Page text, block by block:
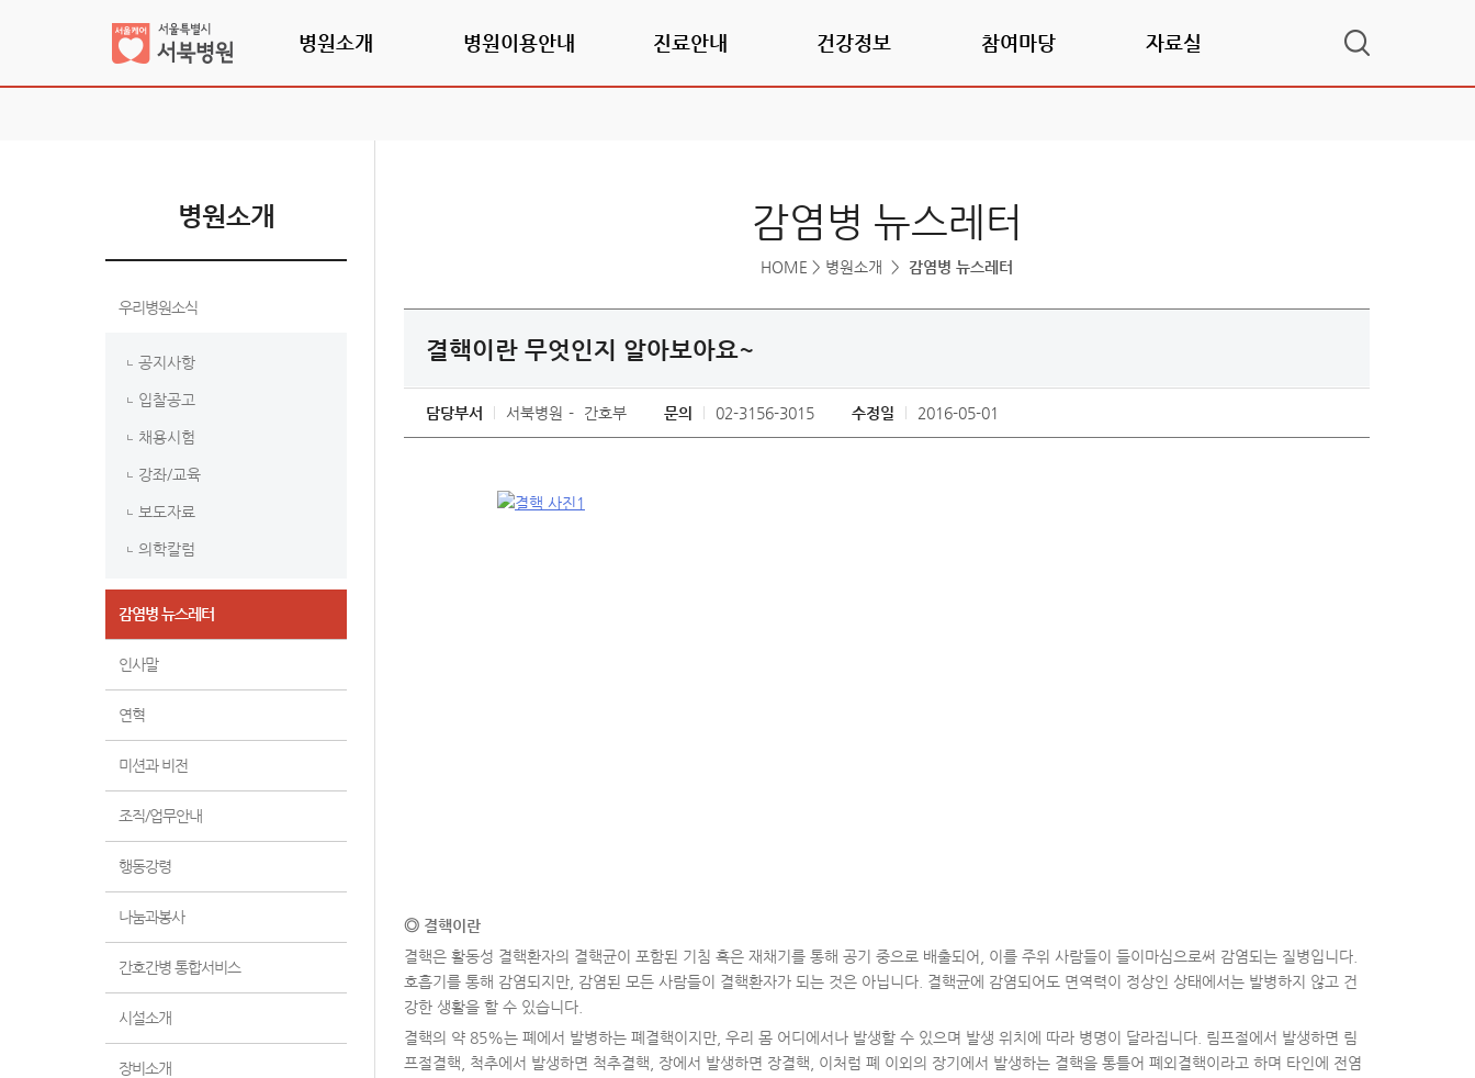
병원소개 병원이용안내 진료안내 건강정보 참여마당 자료실
병원소개
우리병원소식
공지사항
입찰공고
채용시험
강좌/교육
보도자료
의학칼럼
감염병 뉴스레터
인사말
연혁
미션과 비전
조직/업무안내
행동강령
나눔과봉사
간호간병 통합서비스
시설소개
장비소개
감염병 뉴스레터
HOME > 병원소개 > 감염병 뉴스레터
결핵이란 무엇인지 알아보아요~
담당부서 서북병원 간호부 문의 02-3156-3015 수정일 2016-05-01
◎ 결핵이란
결핵은 활동성 결핵환자의 결핵균이 포함된 기침 혹은 재채기를 통해 공기 중으로 배출되어, 이를 주위 사람들이 들이마심으로써 감염되는 질병입니다.
호흡기를 통해 감염되지만, 감염된 모든 사람들이 결핵환자가 되는 것은 아닙니다. 결핵균에 감염되어도 면역력이 정상인 상태에서는 발병하지 않고 건
강한 생활을 할 수 있습니다.
결핵의 약 85%는 폐에서 발병하는 폐결핵이지만, 우리 몸 어디에서나 발생할 수 있으며 발생 위치에 따라 병명이 달라집니다. 림프절에서 발생하면 림
프절결핵, 척추에서 발생하면 척추결핵, 장에서 발생하면 장결핵, 이처럼 폐 이외의 장기에서 발생하는 결핵을 통틀어 폐외결핵이라고 하며 타인에 전염